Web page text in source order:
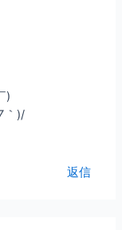
)
｀)/
返信